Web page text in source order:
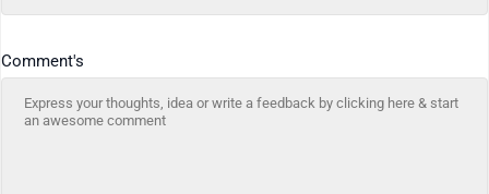
Comment's